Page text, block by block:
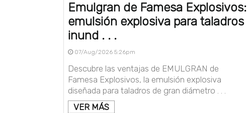
Emulgran de Famesa Explosivos:
emulsión explosiva para taladros
inund . . .
07/Aug/2026 5:26pm
Descubre las ventajas de EMULGRAN de
Famesa Explosivos, la emulsión explosiva
diseñada para taladros de gran diámetro . . .
VER MÁS